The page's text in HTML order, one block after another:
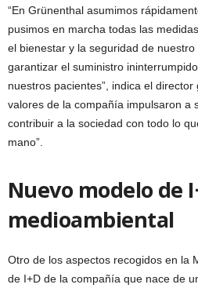
“En Grünenthal asumimos
pusimos en marcha todas las
el bienestar y la seguridad de
garantizar el suministro
nuestros pacientes”, indica el
valores de la compañía impulsaron a
contribuir a la sociedad con todo lo
mano”.
Nuevo modelo de
medioambiental
Otro de los aspectos recogidos en la
de I+D de la compañía que nace de